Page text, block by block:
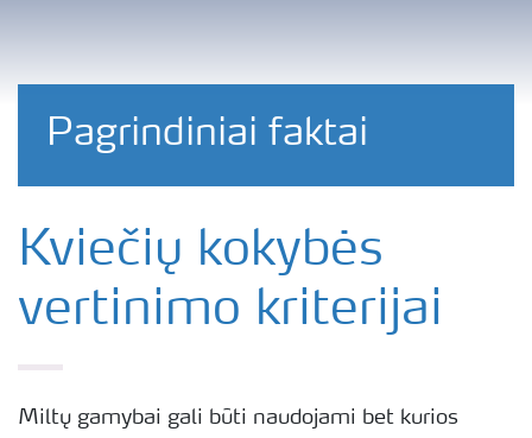
Pagrindiniai faktai
Kviečių kokybės
vertinimo kriterijai
Miltų gamybai gali būti naudojami bet kurios